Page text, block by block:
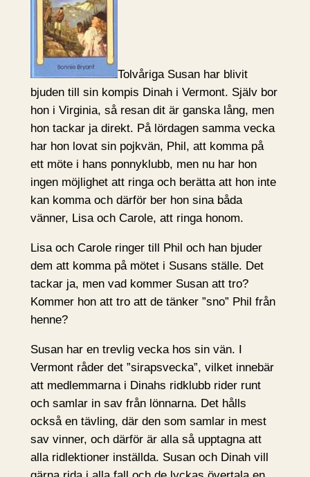
Tolvåriga Susan har blivit
bjuden till sin kompis Dinah i Vermont. Själv bor
hon i Virginia, så resan dit är ganska lång, men
hon tackar ja direkt. På lördagen samma vecka
har hon lovat sin pojkvän, Phil, att komma på
ett möte i hans ponnyklubb, men nu har hon
ingen möjlighet att ringa och berätta att hon inte
kan komma och därför ber hon sina båda
vänner, Lisa och Carole, att ringa honom.
Lisa och Carole ringer till Phil och han bjuder
dem att komma på mötet i Susans ställe. Det
tackar ja, men vad kommer Susan att tro?
Kommer hon att tro att de tänker ”sno” Phil från
henne?
Susan har en trevlig vecka hos sin vän. I
Vermont råder det ”sirapsvecka”, vilket innebär
att medlemmarna i Dinahs ridklubb rider runt
och samlar in sav från lönnarna. Det hålls
också en tävling, där den som samlar in mest
sav vinner, och därför är alla så upptagna att
alla ridlektioner inställda. Susan och Dinah vill